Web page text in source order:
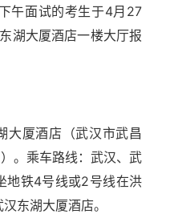
午面试的考生于4月27
湖大厦酒店一楼大厅报
大厦酒店（武汉市武昌
。乘车路线：武汉、武
地铁4号线或2号线在洪
东湖大厦酒店。